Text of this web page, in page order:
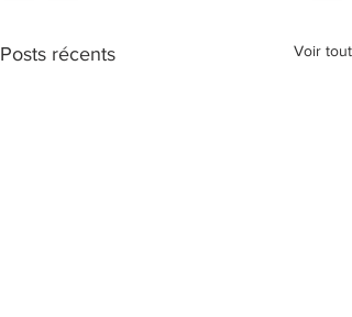
Posts récents Voir tout